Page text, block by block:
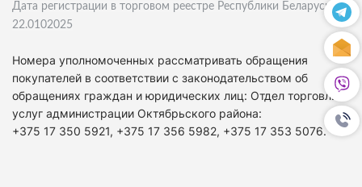
Дата регистрации в торговом реестре Республики Беларусь
22.0102025
Номера уполномоченных рассматривать обращения
покупателей в соответствии с законодательством об
обращениях граждан и юридических лиц: Отдел торговли и
услуг администрации Октябрьского района:
+375 17 350 5921, +375 17 356 5982, +375 17 353 5076.